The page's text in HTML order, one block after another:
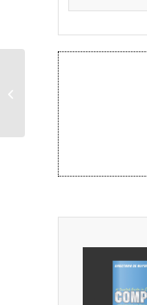
Sony PlayStation 5
Slim 1TB Disc – Call of
Duty: Black Ops 6
Bundle